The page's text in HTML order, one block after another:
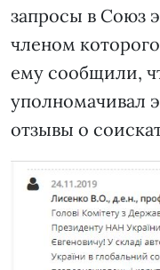
запросы в Союз
членом
ему сообщили,
уполномачивал
отзывы о